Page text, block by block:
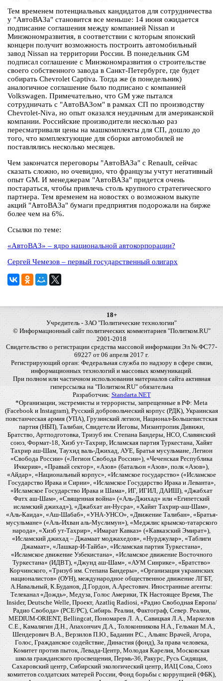
Тем временем потенциальных кандидатов для сотрудничества
у "АвтоВАЗа" становится все меньше: 14 июня ожидается
подписание соглашения между компанией Nissan и
Минэкономразвития, в соответствии с которым японский
концерн получит возможность построить автомобильный
завод Nissan на территории России. В понедельник GM
подписал соглашение с Минэкономразвития о строительстве
своего собственного завода в Санкт-Петербурге, где будет
собирать Chevrolet Captiva. Тогда же (в понедельник)
аналогичное соглашение было подписано с компанией
Volkswagen. Примечательно, что GM уже пытался
сотрудничать с "АвтоВАЗом" в рамках СП по производству
Chevrolet-Niva, но опыт оказался неудачным для американской
компании. Российские производители несколько раз
пересматривали цены на машкомплекты для СП, дошло до
того, что комплектующие для сборки автомобилей не
поставлялись несколько месяцев.
Чем закончатся переговоры "АвтоВАЗа" с Renault, сейчас
сказать сложно, но очевидно, что французы учтут негативный
опыт GM. И менеджерам "АвтоВАЗа" придется очень
постараться, чтобы привлечь столь крупного стратегического
партнера. Тем временем на новостях о возможном выкупе
акций "АвтоВАЗа" бумаги предприятия подорожали на бирже
более чем на 6%.
Ссылки по теме:
«АвтоВАЗ» – ядро национальной автокорпорации?
Сергей Чемезов – первый государственный олигарх
18+
Учредитель - ЗАО "Политические технологии"
© Информационный сайт политических комментариев "Политком.RU"
2001-2018
Свидетельство о регистрации средства массовой информации Эл № ФС77-
69227 от 06 апреля 2017 г.
Регистрирующий орган: Федеральная служба по надзору в сфере связи,
информационных технологий и массовых коммуникаций.
При полном или частичном использовании материалов сайта активная
гиперссылка на "Политком.RU" обязательна
Разработчик: Standarta.NET
*Организации, экстремисты и террористы, запрещенные в РФ: Meta
(Facebook и Instagram), Русский добровольческий корпус (РДК), Украинская
повстанческая армия (УПА), Грузинский легион, Национал-Большевистская
партия (НБП), Талибан, Свидетели Иеговы, Мизантропик Дивижн,
Братство, Артподготовка, Тризуб им. Степана Бандеры, НСО, Славянский
союз, Формат-18, Хизб ут-Тахрир, Исламская партия Туркестана, Хайят
Тахрир аш-Шам, Таухид валь-Джихад, АУЕ, Братья мусульмане, Легион
«Свобода России» («Легион Свобода России»), «Чеченская Республика
Ичкерия», «Правый сектор», «Азов» (батальон «Азов», полк «Азов»),
«Айдар», «Национальный корпус», «Исламское государство» («Исламское
Государство Ирака и Сирии», «Исламское Государство Ирака и Леванта»,
«Исламское Государство Ирака и Шама», ИГ, ИГИЛ, ДАИШ), «Джабхат
Фатх аш-Шам», «Священная война» («Аль-Джихад» или «Египетский
исламский джихад»), «Джабхат ан-Нусра», «Хайят Тахрир-аш-Шам»,
«Аль-Каида», «Аш-Шабаб», «УНА-УНСО», «Движение Талибан», «Братья-
мусульмане» («Аль-Ихван аль-Муслимун»), «Меджлис крымско-татарского
народа», «Хизб ут-Тахрир», «Имарат Кавказ» («Кавказский Эмират»),
«Исламский джихад – Джамаат моджахедов», «Нурджулар», «Таблиги
Джамаат», «Лашкар-И-Тайба», «Исламская партия Туркестана»,
«Исламское движение Узбекистана», «Исламское движение Восточного
Туркестана» (ИДВТ), «Джунд аш-Шам», «АУМ Синрике», «Братство»
Корчинского, «Тризуб им. Степана Бандеры», «Организация украинских
националистов» (ОУН), международное общественное движение ЛГБТ,
А.Навальный, К.Буданов, Д.Гордон, А.Арестович. Иностранные агенты:
Телеканал «Дождь», Медуза, Голос Америки, ТК Настоящее Время, The
Insider, Deutsche Welle, Проект, Azatliq Radiosi, «Радио Свободная Европа/
Радио Свобода» (PCE/PC), Сибирь. Реалии, Фактограф, Север. Реалии,
MEDIUM-ORIENT, Bellingcat, Пономарев Л. А., Савицкая Л.А., Маркелов
С.Е., Камалягин Д.Н., Апахончич Д.А., Толоконникова Н.А., Гельман М.А.,
Шендерович В.А., Верзилов П.Ю., Баданин Р.С., Альянс Врачей, Агора,
Голос, Гражданское содействие, Династия (фонд), За права человека,
Комитет против пыток, Левада-Центр, Молодая Карелия, Московская
школа гражданского просвещения, Пермь-36, Ракурс, Русь Сидящая,
Сахаровский центр, Сибирский экологический центр, ИАЦ Сова, Союз
комитетов солдатских матерей России, Фонд борьбы с коррупцией (ФБК),